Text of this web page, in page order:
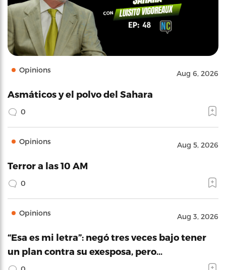
Opinions Aug 6, 2026
Asmáticos y el polvo del Sahara
0
Opinions Aug 5, 2026
Terror a las 10 AM
0
Opinions Aug 3, 2026
“Esa es mi letra”: negó tres veces bajo tener
un plan contra su exesposa, pero…